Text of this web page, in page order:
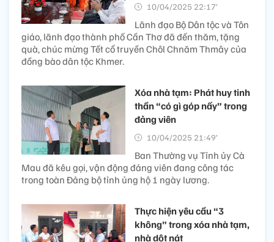
10/04/2025 22:17’
Lãnh đạo Bộ Dân tộc và Tôn
giáo, lãnh đạo thành phố Cần Thơ đã đến thăm, tặng
quà, chúc mừng Tết cổ truyền Chôl Chnăm Thmây của
đồng bào dân tộc Khmer.
Xóa nhà tạm: Phát huy tinh
thần “có gì góp nấy” trong
đảng viên
10/04/2025 21:49’
Ban Thường vụ Tỉnh ủy Cà
Mau đã kêu gọi, vận động đảng viên đang công tác
trong toàn Ðảng bộ tỉnh ủng hộ 1 ngày lương.
Thực hiện yêu cầu “3
không” trong xóa nhà tạm,
nhà dột nát